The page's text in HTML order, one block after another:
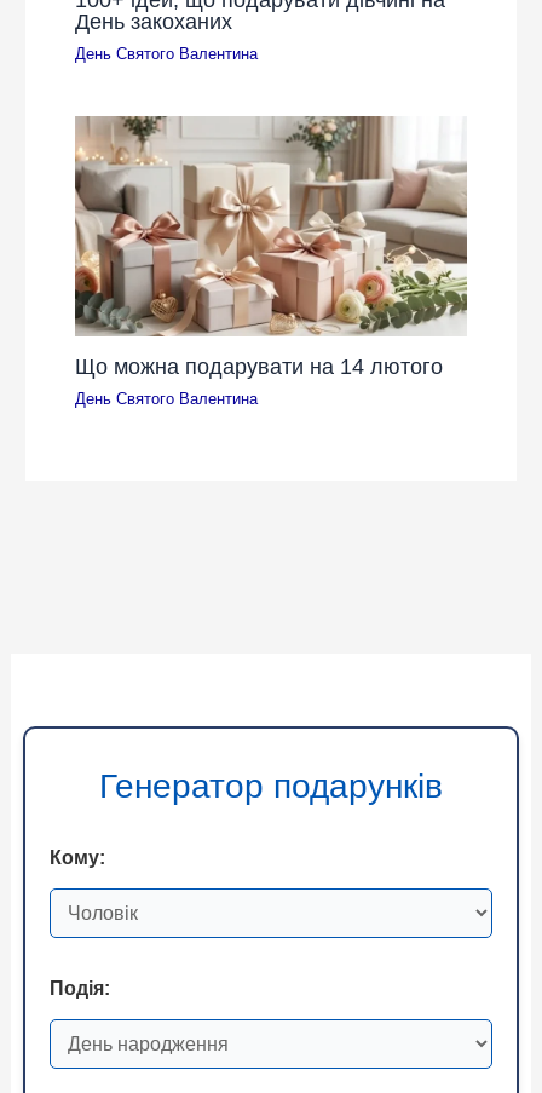
День закоханих
День Святого Валентина
Що можна подарувати на 14 лютого
День Святого Валентина
Генератор подарунків
Кому:
Подія: